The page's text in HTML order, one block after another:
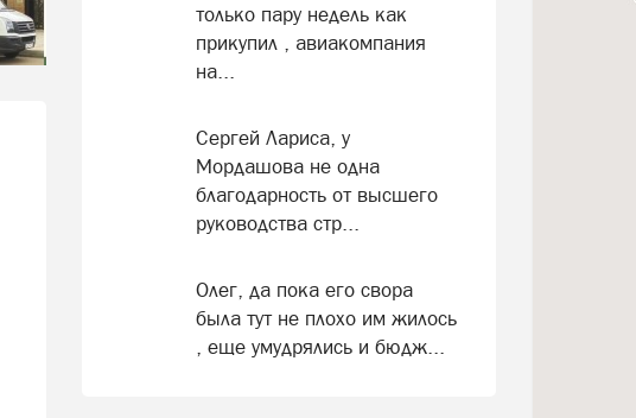
только пару недель как
прикупил , авиакомпания
на...
Сергей Лариса, у
Мордашова не одна
благодарность от высшего
руководства стр...
Олег, да пока его свора
была тут не плохо им жилось
, еще умудрялись и бюдж...